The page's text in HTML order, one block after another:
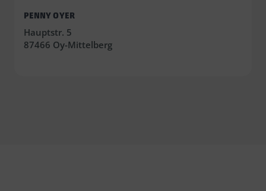
PENNY OYER
Hauptstr. 5
87466 Oy-Mittelberg